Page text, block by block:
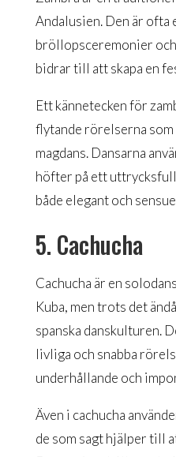
Andalusien. Den är ofta
bröllopsceremonier
bidrar till att skapa en
Ett kännetecken för
flytande rörelserna som
magdans. Dansarna
höfter på ett
både elegant och
5. Cachucha
Cachucha är en
Kuba, men trots det
spanska danskulturen.
livliga och snabba
underhållande och
Även i cachucha
de som sagt hjälper till